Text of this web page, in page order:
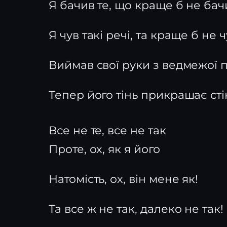
Я бачив те, що краще б не
Я чув такі речі, та краще б не
Виймав свої руки з ведмежої
Тепер його тінь прикрашає
Все не те, все не так
Проте, ох, як я його
Натомість, ох, він мене як!
Та все ж не так, далеко не так!